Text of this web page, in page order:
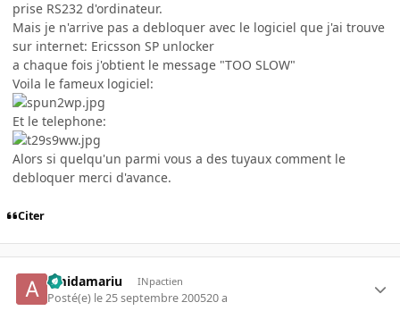
prise RS232 d'ordinateur.
Mais je n'arrive pas a debloquer avec le logiciel que j'ai trouve
sur internet: Ericsson SP unlocker
a chaque fois j'obtient le message "TOO SLOW"
Voila le fameux logiciel:
Et le telephone:
Alors si quelqu'un parmi vous a des tuyaux comment le
debloquer merci d'avance.
Citer
amidamariu INpactien
Posté(e) le 25 septembre 200520 a